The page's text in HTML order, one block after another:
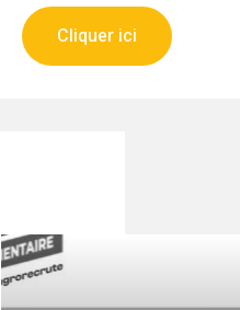
Cliquer ici